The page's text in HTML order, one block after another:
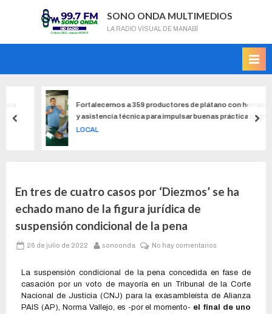
SONO ONDA MULTIMEDIOS
LA RADIO VISUAL DE MANABÍ
Fortalecemos a 359 productores de plátano con herramientas
y asistencia técnica para impulsar buenas prácticas agrícolas
LOCAL
En tres de cuatro casos por ‘Diezmos’ se ha
echado mano de la figura jurídica de
suspensión condicional de la pena
26 de julio de 2022 sonoonda No hay comentarios
La suspensión condicional de la pena concedida en fase de
casación por un voto de mayoría en un Tribunal de la Corte
Nacional de Justicia (CNJ) para la exasambleísta de Alianza
PAIS (AP), Norma Vallejo, es -por el momento- el final de uno